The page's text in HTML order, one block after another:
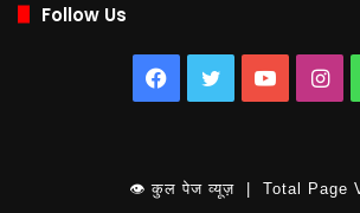
Follow Us
Facebook
TwitterYouTube
👁 कुल पेज व्यूज़ | Total Page